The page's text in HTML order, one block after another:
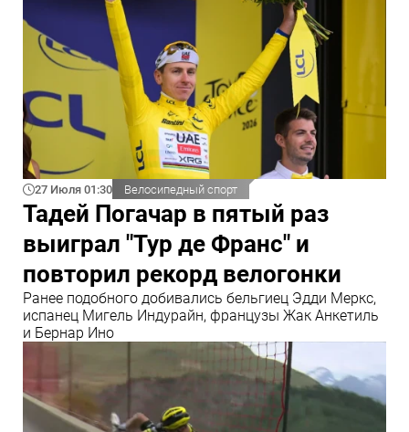
27 Июля 01:30 Велосипедный спорт
Тадей Погачар в пятый раз
выиграл "Тур де Франс" и
повторил рекорд велогонки
Ранее подобного добивались бельгиец Эдди Меркс,
испанец Мигель Индурайн, французы Жак Анкетиль
и Бернар Ино